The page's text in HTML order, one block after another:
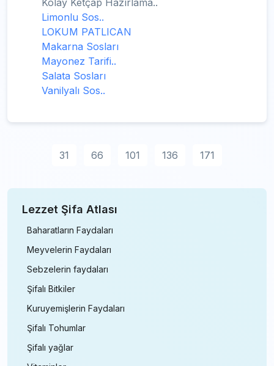
Kolay Ketçap Hazırlama..
Limonlu Sos..
LOKUM PATLICAN
Makarna Sosları
Mayonez Tarifi..
Salata Sosları
Vanilyalı Sos..
31 66 101 136 171
Lezzet Şifa Atlası
Baharatların Faydaları
Meyvelerin Faydaları
Sebzelerin faydaları
Şifalı Bitkiler
Kuruyemişlerin Faydaları
Şifalı Tohumlar
Şifalı yağlar